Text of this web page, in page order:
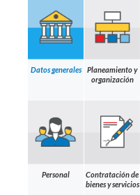
Datos generales
Planeamiento y
organización
Personal
Contratación de
bienes y servicios